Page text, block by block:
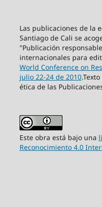
Las publicaciones de la
Santiago de Cali se
"Publicación
internacionales para
World Conference on
julio 22-24 de 2010
ética de las
Este obra está bajo una
Reconocimiento 4.0